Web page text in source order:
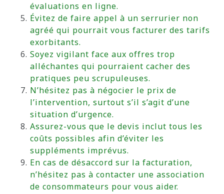
évaluations en ligne.
Évitez de faire appel à un serrurier non
agréé qui pourrait vous facturer des tarifs
exorbitants.
Soyez vigilant face aux offres trop
alléchantes qui pourraient cacher des
pratiques peu scrupuleuses.
N’hésitez pas à négocier le prix de
l’intervention, surtout s’il s’agit d’une
situation d’urgence.
Assurez-vous que le devis inclut tous les
coûts possibles afin d’éviter les
suppléments imprévus.
En cas de désaccord sur la facturation,
n’hésitez pas à contacter une association
de consommateurs pour vous aider.